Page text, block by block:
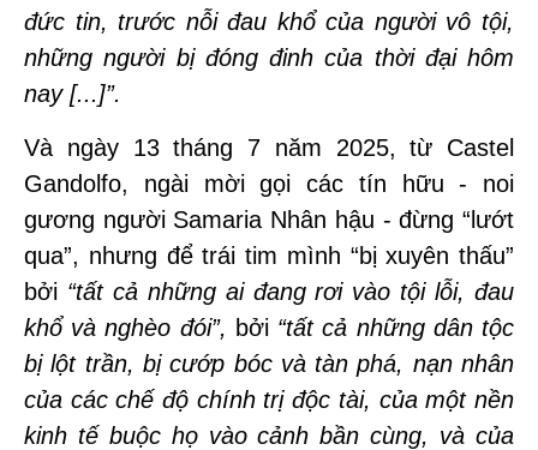
đức tin, trước nỗi đau khổ của người vô tội,
những người bị đóng đinh của thời đại hôm
nay [...]”.
Và ngày 13 tháng 7 năm 2025, từ Castel
Gandolfo, ngài mời gọi các tín hữu - noi
gương người Samaria Nhân hậu - đừng “lướt
qua”, nhưng để trái tim mình “bị xuyên thấu”
bởi “tất cả những ai đang rơi vào tội lỗi, đau
khổ và nghèo đói”, bởi “tất cả những dân tộc
bị lột trần, bị cướp bóc và tàn phá, nạn nhân
của các chế độ chính trị độc tài, của một nền
kinh tế buộc họ vào cảnh bần cùng, và của